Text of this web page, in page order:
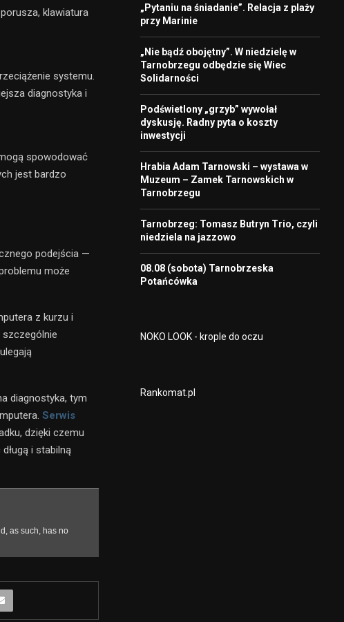
klawiatura
systemu.
diagnostyka i
spowodować
jest bardzo
podejścia —
może
z kurzu i
diagnostyka, tym
Serwis
dzięki czemu
i stabilną
„Pytaniu na śniadanie”. Relacja z plaży
przy Marinie
„Nie bądź obojętny”. W niedzielę w
Tarnobrzegu odbędzie się Wiec
Solidarności
Podświetlony „grzyb” wywołał
dyskusję. Radny pyta o koszty
inwestycji
Hrabia Adam Tarnowski – wystawa w
Muzeum – Zamek Tarnowskich w
Tarnobrzegu
Tarnobrzeg: Tomasz Butryn Trio, czyli
niedziela na jazzowo
08.08 (sobota) Tarnobrzeska
Potańcówka
NOKO LOOK - krople do oczu
Rankomat.pl